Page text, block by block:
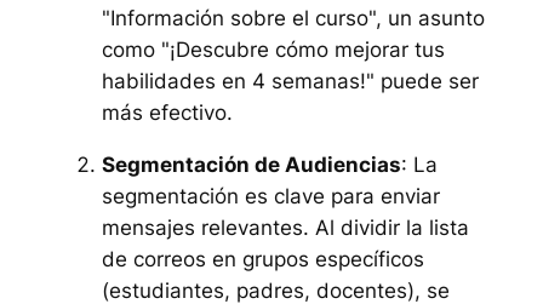
"Información sobre el curso", un asunto
como "¡Descubre cómo mejorar tus
habilidades en 4 semanas!" puede ser
más efectivo.
Segmentación de Audiencias: La
segmentación es clave para enviar
mensajes relevantes. Al dividir la lista
de correos en grupos específicos
(estudiantes, padres, docentes), se